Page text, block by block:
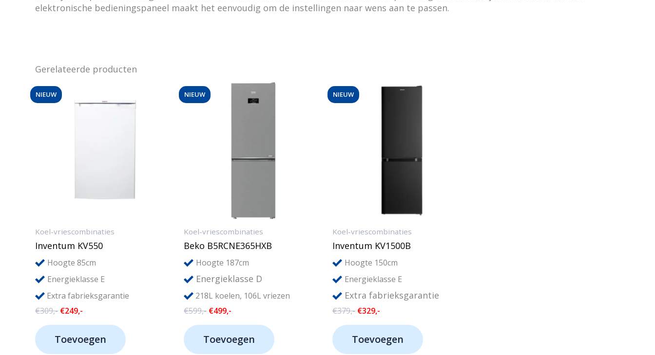
elektronische bedieningspaneel maakt het eenvoudig om de instellingen naar wens aan te passen.
Gerelateerde producten
NIEUW
Koel-vriescombinaties
Inventum KV550
Hoogte 85cm
Energieklasse E
Extra fabrieksgarantie
€309,- Oorspronkelijke
€309,-.
€249,-
€249,-.
Toevoegen
NIEUW
Koel-vriescombinaties
Beko B5RCNE365HXB
Hoogte 187cm
Energieklasse D
218L koelen, 106L vriezen
€599,- Oorspronkelijke
€599,-.
€499,-
€499,-.
Toevoegen
NIEUW
Koel-vriescombinaties
Inventum KV1500B
Hoogte 150cm
Energieklasse E
Extra fabrieksgarantie
€379,- Oorspronkelijke
€379,-.
€329,-
€329,-.
Toevoegen